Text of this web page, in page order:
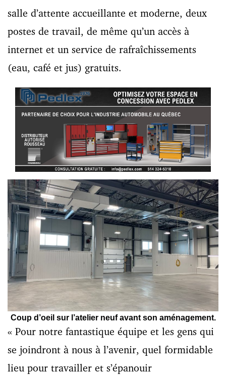
salle d’attente accueillante et moderne, deux
postes de travail, de même qu’un accès à
internet et un service de rafraîchissements
(eau, café et jus) gratuits.
Coup d’oeil sur l’atelier neuf avant son aménagement.
« Pour notre fantastique équipe et les gens qui
se joindront à nous à l’avenir, quel formidable
lieu pour travailler et s’épanouir